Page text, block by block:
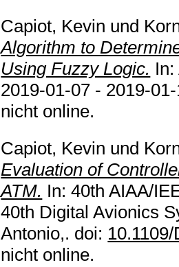
Capiot, Kevin und
Algorithm to
Using Fuzzy Logic.
2019-01-07 - 2019-
nicht online.
Capiot, Kevin und
Evaluation of
ATM. In: 40th AIAA/
40th Digital Avionics
Antonio,. doi:
nicht online.